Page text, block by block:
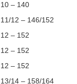
10 – 140
11/12 – 146/152
12 – 152
12 – 152
12 – 152
13/14 – 158/164